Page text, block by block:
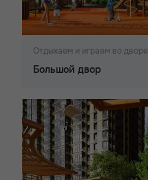
Отдыхаем и играем во дворе
Большой двор